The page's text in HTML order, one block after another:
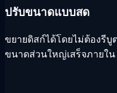
ปรับขนาดแบบสด
ขยายดิสก์ได้โดยไม่ต้องรี
ขนาดส่วนใหญ่เสร็จภายใ